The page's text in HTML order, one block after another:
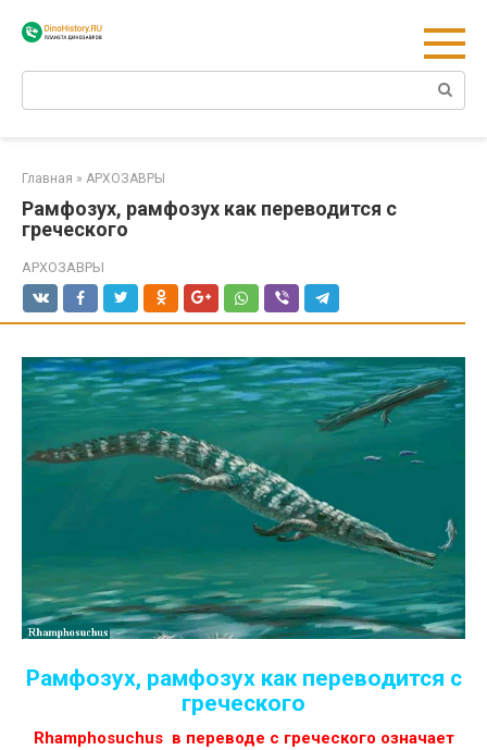
Главная » АРХОЗАВРЫ
Рамфозух, рамфозух как переводится с
греческого
АРХОЗАВРЫ
Рамфозух, рамфозух как переводится с
греческого
Rhamphosuchus в переводе с греческого означает